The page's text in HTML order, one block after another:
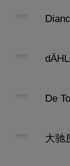
De
大驰